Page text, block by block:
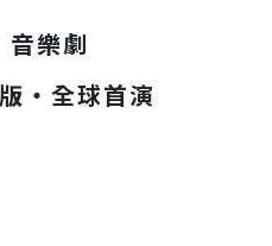
音樂劇
・全球首演